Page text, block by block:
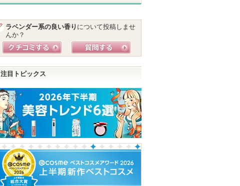
ラベンダー系の良い香り について投稿しませ
んか？
注目トピックス